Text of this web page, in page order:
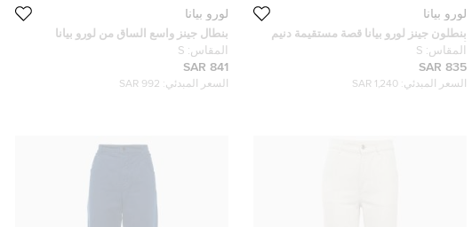
لورو بيانا
بنطلون جينز لورو بيانا قصة مستقيمة دنيم
أزرق صغير خصر 30 بوصة
المقاس: S
835 SAR
السعر المبدئي: 1,240 SAR
لورو بيانا
بنطال جينز واسع الساق من لورو بيانا
بورجوندي دنيم مقاس صغير خصر 29 بوصة
المقاس: S
841 SAR
السعر المبدئي: 992 SAR